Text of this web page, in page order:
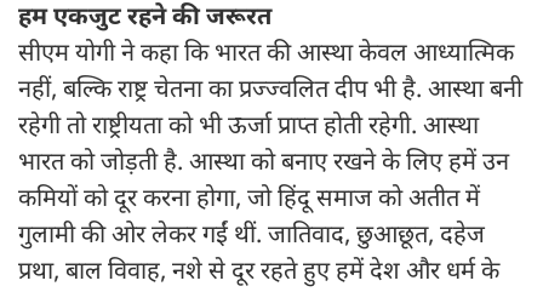
हम एकजुट रहने की जरूरत
सीएम योगी ने कहा कि भारत की आस्था केवल आध्यात्मिक
नहीं, बल्कि राष्ट्र चेतना का प्रज्ज्वलित दीप भी है. आस्था बनी
रहेगी तो राष्ट्रीयता को भी ऊर्जा प्राप्त होती रहेगी. आस्था
भारत को जोड़ती है. आस्था को बनाए रखने के लिए हमें उन
कमियों को दूर करना होगा, जो हिंदू समाज को अतीत में
गुलामी की ओर लेकर गईं थीं. जातिवाद, छुआछूत, दहेज
प्रथा, बाल विवाह, नशे से दूर रहते हुए हमें देश और धर्म के